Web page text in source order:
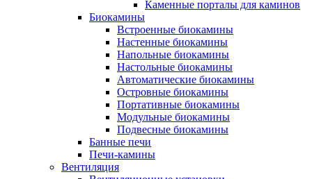
Каменные порталы для каминов
Биокамины
Встроенные биокамины
Настенные биокамины
Напольные биокамины
Настольные биокамины
Автоматические биокамины
Островные биокамины
Портативные биокамины
Модульные биокамины
Подвесные биокамины
Банные печи
Печи-камины
Вентиляция